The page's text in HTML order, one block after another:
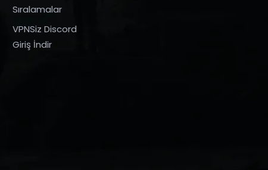
Sıralamalar
VPNSiz Discord
Giriş İndir